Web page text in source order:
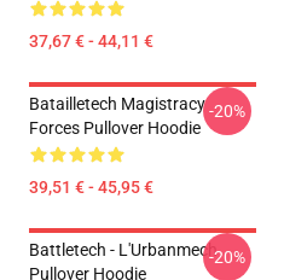
37,67 € - 44,11 €
Batailletech Magistracy
Forces Pullover Hoodie
39,51 € - 45,95 €
-20%
Battletech - L'Urbanmech
Pullover Hoodie
-20%